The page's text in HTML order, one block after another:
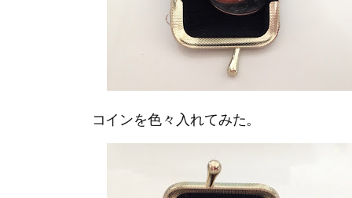
コインを色々入れてみた。